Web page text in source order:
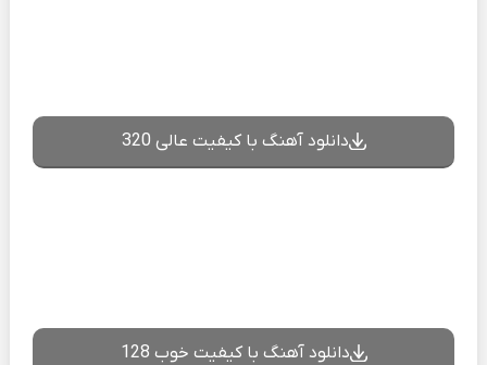
دانلود آهنگ با کیفیت عالی 320
دانلود آهنگ با کیفیت خوب 128